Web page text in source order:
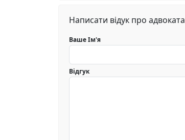
Написати відук про адвоката
Ваше Ім'я
Відгук